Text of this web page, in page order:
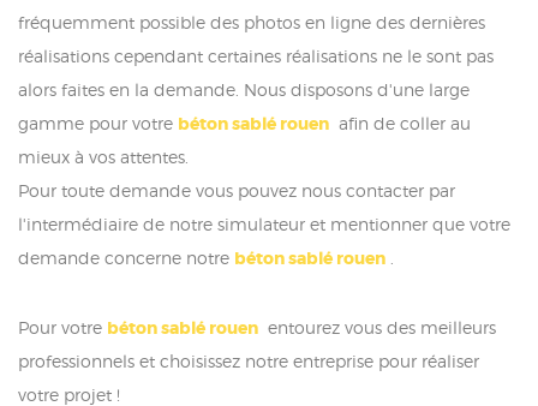
fréquemment possible des photos en ligne des dernières
réalisations cependant certaines réalisations ne le sont pas
alors faites en la demande. Nous disposons d'une large
gamme pour votre béton sablé rouen afin de coller au
mieux à vos attentes.
Pour toute demande vous pouvez nous contacter par
l'intermédiaire de notre simulateur et mentionner que votre
demande concerne notre béton sablé rouen
Pour votre béton sablé rouen entourez vous des meilleurs
professionnels et choisissez notre entreprise pour réaliser
votre projet !